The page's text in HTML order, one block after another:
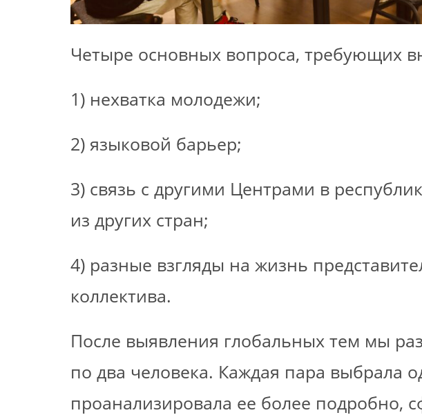
Четыре основных вопроса, требующих
1) нехватка молодежи;
2) языковой барьер;
3) связь с другими Центрами в
из других стран;
4) разные взгляды на жизнь
коллектива.
После выявления глобальных тем мы
по два человека. Каждая пара выбрала
проанализировала ее более подробно,